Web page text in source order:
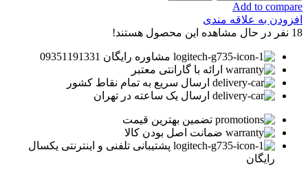
Add to compare
افزودن به علاقه مندی
18 نفر در حال مشاهده این محصول هستند!
مشاوره رایگان 09351191331
ارائه با گارانتی معتبر
ارسال سریع به تمام نقاط کشور
ارسال یک ساعته در تهران
تضمین بهترین قیمت
ضمانت اصل بودن کالا
پشتیبانی تلفنی و اینترنتی یکسال
رایگان